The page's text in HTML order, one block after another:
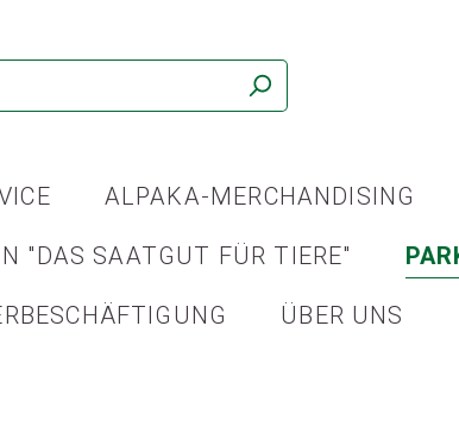
ALPAKA-MERCHANDISING
"DAS SAATGUT FÜR TIERE"
ÜBER UNS